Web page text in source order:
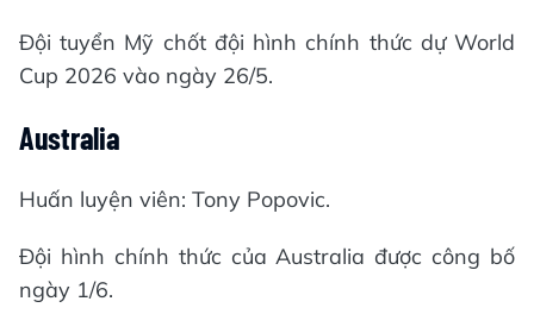
Đội tuyển Mỹ chốt đội hình chính thức dự World
Cup 2026 vào ngày 26/5.
Australia
Huấn luyện viên: Tony Popovic.
Đội hình chính thức của Australia được công bố
ngày 1/6.